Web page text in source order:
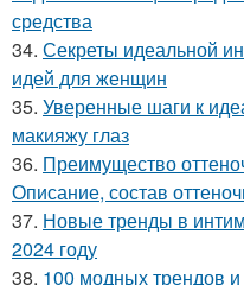
средства
34. Секреты идеальной
идей для женщин
35. Уверенные шаги к
макияжу глаз
36. Преимущество
Описание, состав
37. Новые тренды в
2024 году
38. 100 модных трендов